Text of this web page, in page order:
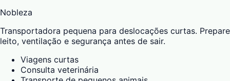
Nobleza
Transportadora pequena para deslocações curtas. Prepare
leito, ventilação e segurança antes de sair.
Viagens curtas
Consulta veterinária